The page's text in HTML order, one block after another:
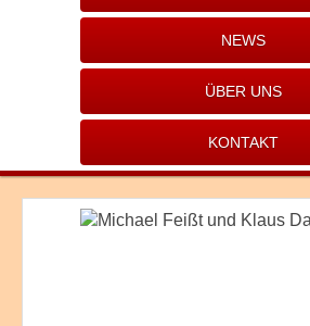
NEWS
ÜBER UNS
KONTAKT